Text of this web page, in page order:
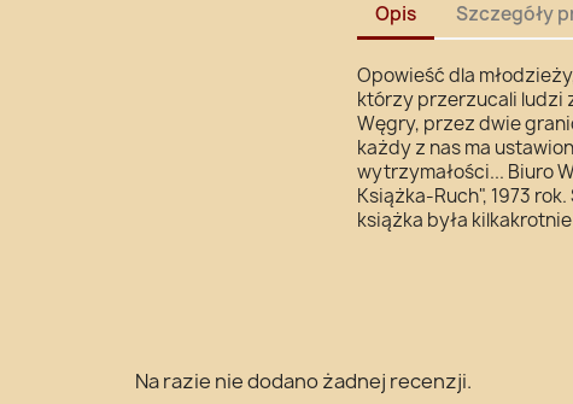
Opis Szczegóły
Opowieść dla
którzy przerzucali ludzi
Węgry, przez dwie
każdy z nas ma
wytrzymałości... Biuro
Książka-Ruch", 1973
książka była
Na razie nie dodano żadnej recenzji.